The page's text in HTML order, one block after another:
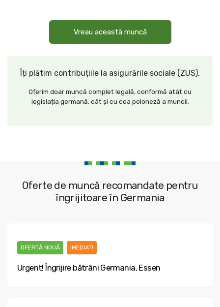
Vreau această muncă
Îți plătim contribuțiile la asigurările sociale (ZUS).
Oferim doar muncă complet legală, conformă atât cu
legislația germană, cât și cu cea poloneză a muncii.
Oferte de muncă recomandate pentru
îngrijitoare în Germania
OFERTĂ NOUĂ IMEDIAT!
Urgent! Îngrijire bătrâni Germania, Essen